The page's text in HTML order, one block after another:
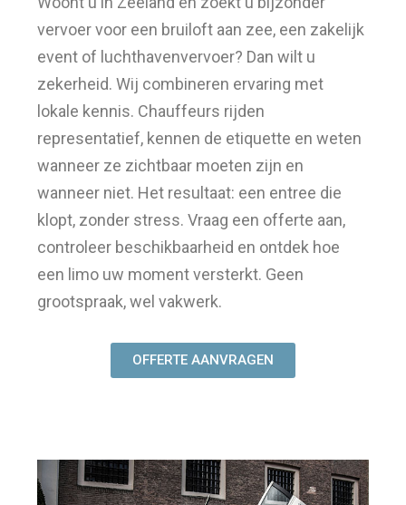
vervoer voor een bruiloft aan zee, een zakelijk
event of luchthavenvervoer? Dan wilt u
zekerheid. Wij combineren ervaring met
lokale kennis. Chauffeurs rijden
representatief, kennen de etiquette en weten
wanneer ze zichtbaar moeten zijn en
wanneer niet. Het resultaat: een entree die
klopt, zonder stress. Vraag een offerte aan,
controleer beschikbaarheid en ontdek hoe
een limo uw moment versterkt. Geen
grootspraak, wel vakwerk.
OFFERTE AANVRAGEN